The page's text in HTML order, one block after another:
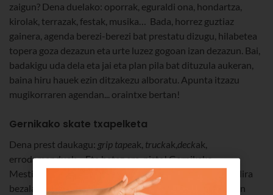
zaigun? Dena duelako: oporrak, eguraldi ona, hondartza,
kirolak, terrazak, festak, musika… Bada, horrez guztiaz
gainera, agenda berezi-berezi bat prestatu dizugu, hilabetea
topera goza dezazun eta urte luzez gogoan izan dezazun. Bai,
badakigu uda dela eta jai eta plan pila bat dituzula aukeran,
baina hiru hauek ezin ditzakezu alboratu. Apunta itzazu
mugikorraren agendan... oraintxe bertan!
Gernikako skate txapelketa
Dena prest daukagu: grip tapeak, truckak,deckak,
errodamenduak… Eta batez ere, pista! Gernikako
Mestikabasoko instalazioak primeran daude, berriak balira
bezala. Pintatu eta nikeleztatu berriak daude, hilaren 6an